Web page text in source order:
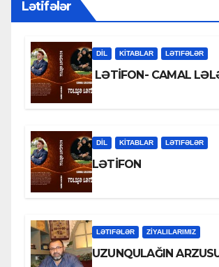
Lətifələr
DİL KİTABLAR LƏTIFƏLƏR
LƏTİFON- CAMAL
DİL KİTABLAR LƏTIFƏLƏR
LƏTİFON
LƏTIFƏLƏR ZİYALILARIMIZ
UZUNQULAĞIN